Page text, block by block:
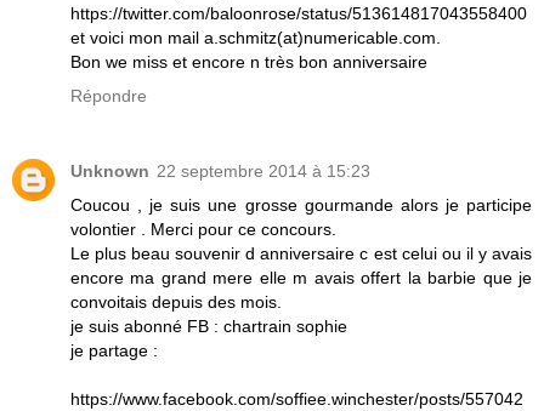
https://twitter.com/baloonrose/status/513614817043558400
et voici mon mail a.schmitz(at)numericable.com.
Bon we miss et encore n très bon anniversaire
Répondre
Unknown 22 septembre 2014 à 15:23
Coucou , je suis une grosse gourmande alors je participe
volontier . Merci pour ce concours.
Le plus beau souvenir d anniversaire c est celui ou il y avais
encore ma grand mere elle m avais offert la barbie que je
convoitais depuis des mois.
je suis abonné FB : chartrain sophie
je partage :
https://www.facebook.com/soffiee.winchester/posts/557042